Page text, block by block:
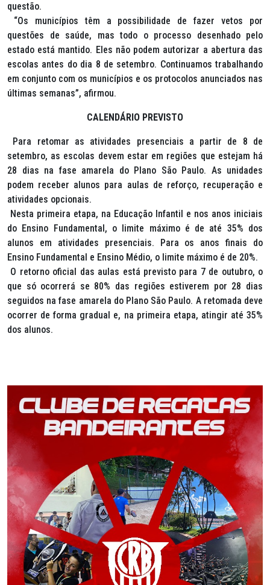
questão.
“Os municípios têm a possibilidade de fazer vetos por
questões de saúde, mas todo o processo desenhado pelo
estado está mantido. Eles não podem autorizar a abertura das
escolas antes do dia 8 de setembro. Continuamos trabalhando
em conjunto com os municípios e os protocolos anunciados nas
últimas semanas”, afirmou.
CALENDÁRIO PREVISTO
Para retomar as atividades presenciais a partir de 8 de
setembro, as escolas devem estar em regiões que estejam há
28 dias na fase amarela do Plano São Paulo. As unidades
podem receber alunos para aulas de reforço, recuperação e
atividades opcionais.
Nesta primeira etapa, na Educação Infantil e nos anos iniciais
do Ensino Fundamental, o limite máximo é de até 35% dos
alunos em atividades presenciais. Para os anos finais do
Ensino Fundamental e Ensino Médio, o limite máximo é de 20%.
O retorno oficial das aulas está previsto para 7 de outubro, o
que só ocorrerá se 80% das regiões estiverem por 28 dias
seguidos na fase amarela do Plano São Paulo. A retomada deve
ocorrer de forma gradual e, na primeira etapa, atingir até 35%
dos alunos.